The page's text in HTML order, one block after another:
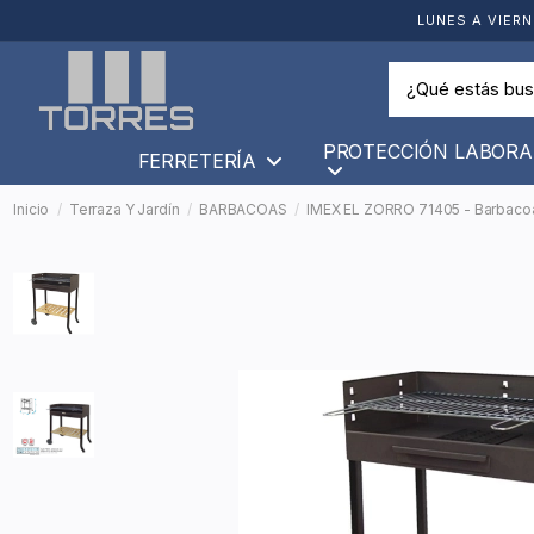
LUNES A
FERRETERÍA PROTECCIÓN
Inicio Terraza Y Jardín BARBACOAS IMEX EL ZORRO 71405 -